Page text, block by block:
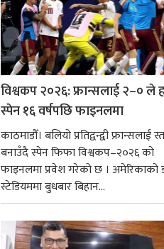
विश्वकप २०२६: फ्रान्सलाई २–० ले
स्पेन १६ वर्षपछि फाइनलमा
काठमाडौँ। बलियो प्रतिद्वन्द्वी फ्रान्सलाई
बनाउँदै स्पेन फिफा विश्वकप–२०२६ को
फाइनलमा प्रवेश गरेको छ । अमेरिकाको
स्टेडियममा बुधबार बिहान...